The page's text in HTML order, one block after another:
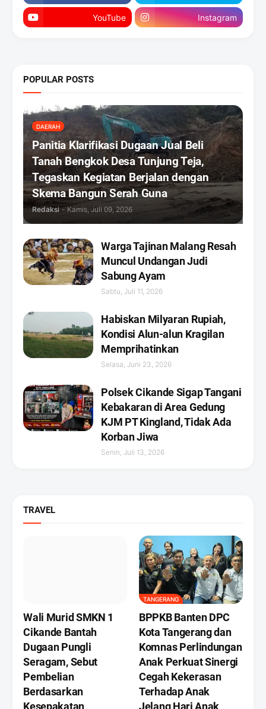
YouTube Instagram
POPULAR POSTS
DAERAH
Panitia Klarifikasi Dugaan Jual Beli
Tanah Bengkok Desa Tunjung Teja,
Tegaskan Kegiatan Berjalan dengan
Skema Bangun Serah Guna
Redaksi - Kamis, Juli 09, 2026
Warga Tajinan Malang Resah
Muncul Undangan Judi
Sabung Ayam
Sabtu, Juli 11, 2026
Habiskan Milyaran Rupiah,
Kondisi Alun-alun Kragilan
Memprihatinkan
Selasa, Juni 23, 2026
Polsek Cikande Sigap Tangani
Kebakaran di Area Gedung
KJM PT Kingland, Tidak Ada
Korban Jiwa
Senin, Juli 13, 2026
TRAVEL
Wali Murid SMKN 1
Cikande Bantah
Dugaan Pungli
Seragam, Sebut
Pembelian
Berdasarkan
Kesepakatan
TANGERANG
BPPKB Banten DPC
Kota Tangerang dan
Komnas Perlindungan
Anak Perkuat Sinergi
Cegah Kekerasan
Terhadap Anak
Jelang Hari Anak